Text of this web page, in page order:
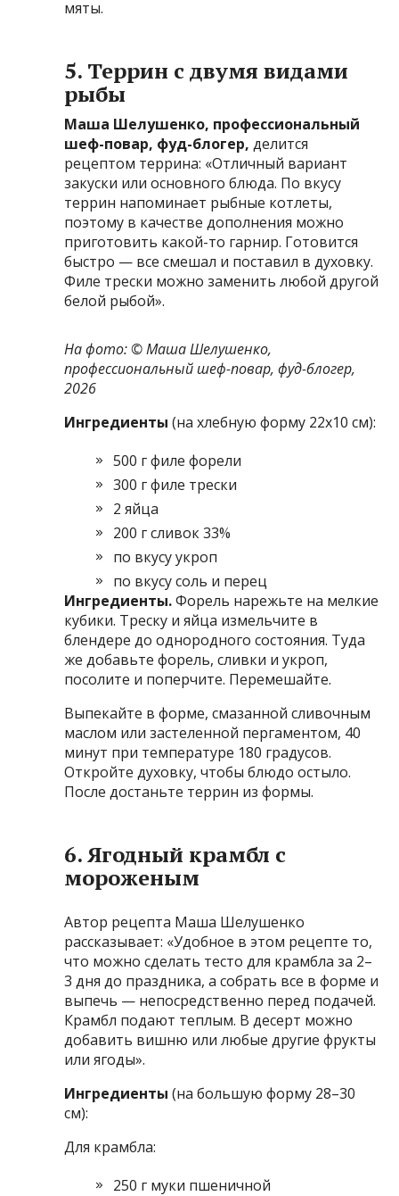
мяты.
5. Террин с двумя видами
рыбы
Маша Шелушенко, профессиональный
шеф-повар, фуд-блогер,делится
рецептом террина: «Отличный вариант
закуски или основного блюда. По вкусу
террин напоминает рыбные котлеты,
поэтому в качестве дополнения можно
приготовить какой-то гарнир. Готовится
быстро — все смешал и поставил в духовку.
Филе трески можно заменить любой другой
белой рыбой».
На фото: © Маша Шелушенко,
профессиональный шеф-повар, фуд-блогер,
2026
Ингредиенты (на хлебную форму 22х10 см):
500 г филе форели
300 г филе трески
2 яйца
200 г сливок 33%
по вкусу укроп
по вкусу соль и перец
Ингредиенты.Форель нарежьте на мелкие
кубики. Треску и яйца измельчите в
блендере до однородного состояния. Туда
же добавьте форель, сливки и укроп,
посолите и поперчите. Перемешайте.
Выпекайте в форме, смазанной сливочным
маслом или застеленной пергаментом, 40
минут при температуре 180 градусов.
Откройте духовку, чтобы блюдо остыло.
После достаньте террин из формы.
6. Ягодный крамбл с
мороженым
Автор рецепта Маша Шелушенко
рассказывает: «Удобное в этом рецепте то,
что можно сделать тесто для крамбла за 2–
3 дня до праздника, а собрать все в форме и
выпечь — непосредственно перед подачей.
Крамбл подают теплым. В десерт можно
добавить вишню или любые другие фрукты
или ягоды».
Ингредиенты(на большую форму 28–30
см):
Для крамбла:
250 г муки пшеничной